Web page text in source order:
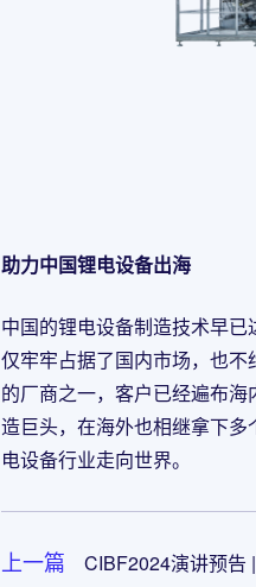
助力中国锂电设备出海
中国的锂电设备制造技术早
仅牢牢占据了国内市场，也
的厂商之一，客户已经遍布
造巨头，在海外也相继拿下
电设备行业走向世界。
上一篇 CIBF2024演讲预告